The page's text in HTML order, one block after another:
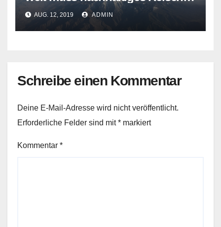
gehen?
AUG. 12, 2019 ADMIN
Schreibe einen Kommentar
Deine E-Mail-Adresse wird nicht veröffentlicht.
Erforderliche Felder sind mit* markiert
Kommentar *